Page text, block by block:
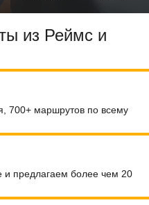
из Реймс и
700+ маршрутов по всему
предлагаем более чем 20